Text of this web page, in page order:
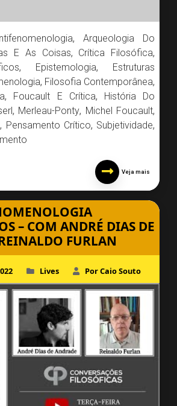
, Arqueologia Do
E As Coisas, Crítica Filosófica,
, Epistemologia, Estruturas
, Filosofia Contemporânea,
, Foucault E Crítica,
História Do
, Merleau-Ponty, Michel Foucault,
, Pensamento Crítico, Subjetividade,
Veja mais
– COM ANDRÉ DIAS DE
FURLAN
Lives Por Caio Souto